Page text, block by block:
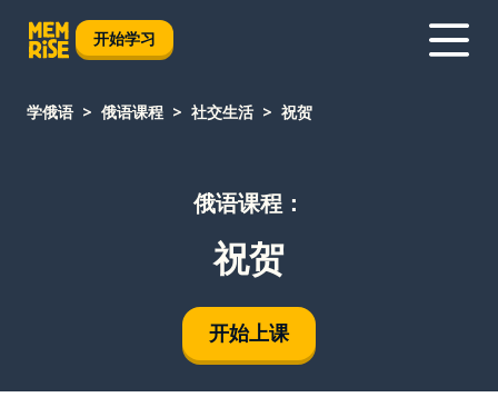
开始学习
学俄语 俄语课程 社交生活 祝贺
俄语课程：
祝贺
开始上课